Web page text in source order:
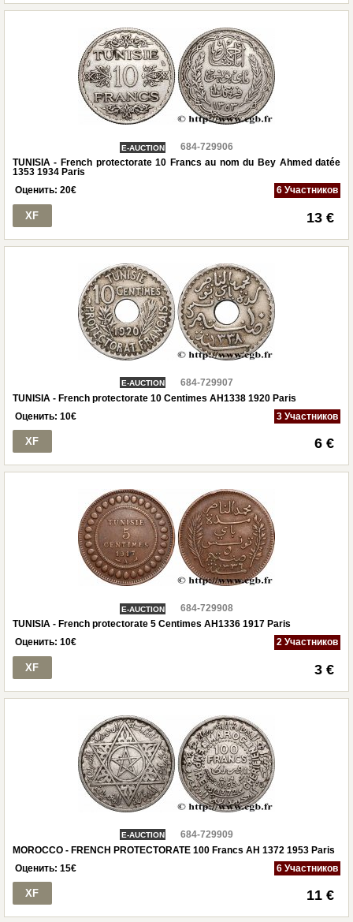
E-AUCTION
684-729906
TUNISIA - French protectorate 10 Francs au nom du Bey Ahmed datée
1353 1934 Paris
Оценить: 20€ 6 Участников
XF 13 €
E-AUCTION
684-729907
TUNISIA - French protectorate 10 Centimes AH1338 1920 Paris
Оценить: 10€ 3 Участников
XF 6 €
E-AUCTION
684-729908
TUNISIA - French protectorate 5 Centimes AH1336 1917 Paris
Оценить: 10€ 2 Участников
XF 3 €
E-AUCTION
684-729909
MOROCCO - FRENCH PROTECTORATE 100 Francs AH 1372 1953 Paris
Оценить: 15€ 6 Участников
XF 11 €